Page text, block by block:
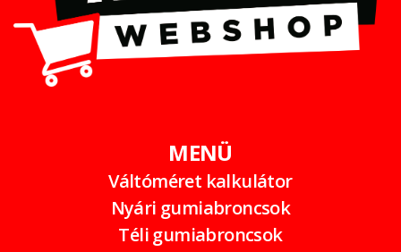
MENÜ
Váltóméret kalkulátor
Nyári gumiabroncsok
Téli gumiabroncsok